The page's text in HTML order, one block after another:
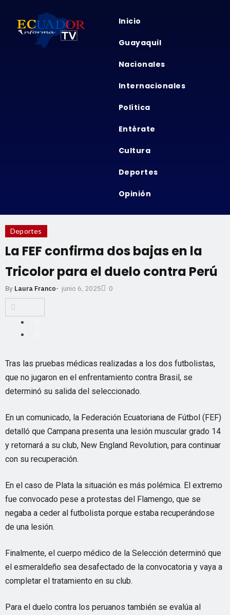
Inicio
Guayaquil
Nacionales
Internacionales
Política
Entérate
Cultura
Deportes
Opinión
Deportes
La FEF confirma dos bajas en la
Tricolor para el duelo contra Perú
By Laura Franco- junio 6, 2025 0
Tras las pruebas médicas realizadas a los dos futbolistas,
que no jugaron en el enfrentamiento contra Brasil, se
determinó su salida del seleccionado.
En un comunicado, la Federación Ecuatoriana de Fútbol (FEF)
detalló que Campana presenta una lesión muscular grado 14
y retornará a su club, New England Revolution, para continuar
con su recuperación.
En el caso de Plata la situación es más polémica. El extremo
fue convocado pese a protestas del Flamengo, que se
negaba a ceder al futbolista porque estaba recuperándose
de una lesión.
Finalmente, el cuerpo médico de la Selección determinó que
el esmeraldeño sea desafectado de la convocatoria y vaya a
completar el tratamiento en su club.
Para el duelo contra los peruanos también se evalúa al